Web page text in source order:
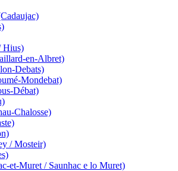
Hius)
en-Albret)
Debats)
Mondebat)
Débat)
Chalosse)
/ Mosteir)
et-Muret / Saunhac e lo Muret)